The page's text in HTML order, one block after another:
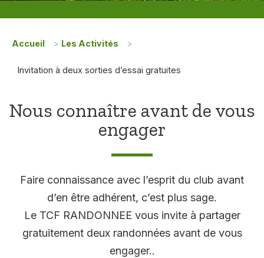
Accueil > Les Activités >
Invitation à deux sorties d’essai gratuites
Nous connaître avant de vous
engager
Faire connaissance avec l’esprit du club avant
d’en être adhérent, c’est plus sage.
Le TCF RANDONNEE vous invite à partager
gratuitement deux randonnées avant de vous
engager..